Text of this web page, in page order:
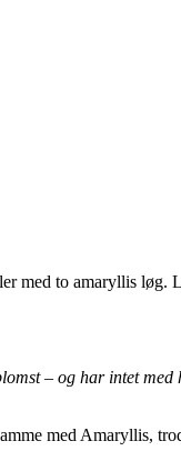
med to amaryllis
– og har intet
med Amaryllis,